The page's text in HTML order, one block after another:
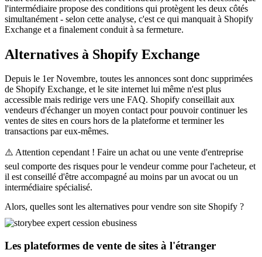
l'intermédiaire propose des conditions qui protègent les deux côtés
simultanément - selon cette analyse, c'est ce qui manquait à Shopify
Exchange et a finalement conduit à sa fermeture.
Alternatives à Shopify Exchange
Depuis le 1er Novembre, toutes les annonces sont donc supprimées
de Shopify Exchange, et le site internet lui même n'est plus
accessible mais redirige vers une FAQ. Shopify conseillait aux
vendeurs d'échanger un moyen contact pour pouvoir continuer les
ventes de sites en cours hors de la plateforme et terminer les
transactions par eux-mêmes.
⚠️ Attention cependant ! Faire un achat ou une vente d'entreprise
seul comporte des risques pour le vendeur comme pour l'acheteur, et
il est conseillé d'être accompagné au moins par un avocat ou un
intermédiaire spécialisé.
Alors, quelles sont les alternatives pour vendre son site Shopify ?
Les plateformes de vente de sites à l'étranger